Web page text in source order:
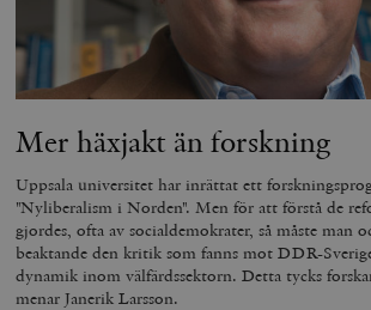
Mer häxjakt än forskning
Uppsala universitet har inrättat ett
"Nyliberalism i Norden". Men för att förstå de
gjordes, ofta av socialdemokrater, så måste man
beaktande den kritik som fanns mot DDR-
dynamik inom välfärdssektorn. Detta tycks
menar Janerik Larsson.